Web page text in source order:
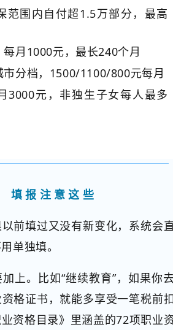
范围内自付超1.5万部分，最高
月1000元，最长240个月
市分档，1500/1100/800元每月
3000元，非独生子女每人最多
填报注意这些
前填过又没有新变化，系统会
单独填。
上。比如“继续教育”，如果你
格证书，就能多享受一笔税前
资格目录》里涵盖的72项职业